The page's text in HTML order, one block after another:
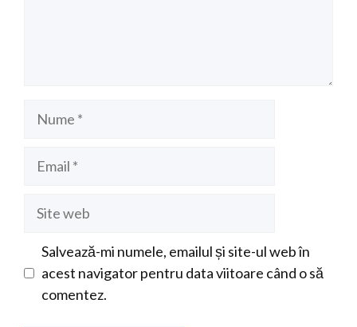
Salvează-mi numele, emailul și site-ul web în
acest navigator pentru data viitoare când o să
comentez.